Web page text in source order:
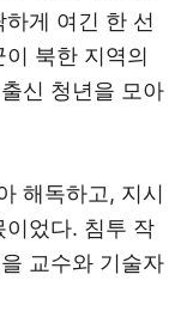
게 여긴 한 선
북한 지역의
신 청년을 모아
해독하고, 지시
이었다. 침투 작
교수와 기술자